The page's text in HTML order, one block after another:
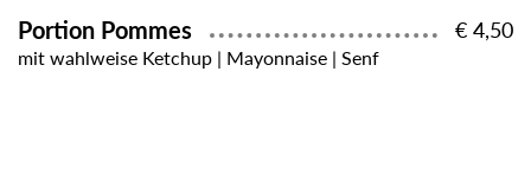
Portion Pommes € 4,50
mit wahlweise Ketchup | Mayonnaise | Senf